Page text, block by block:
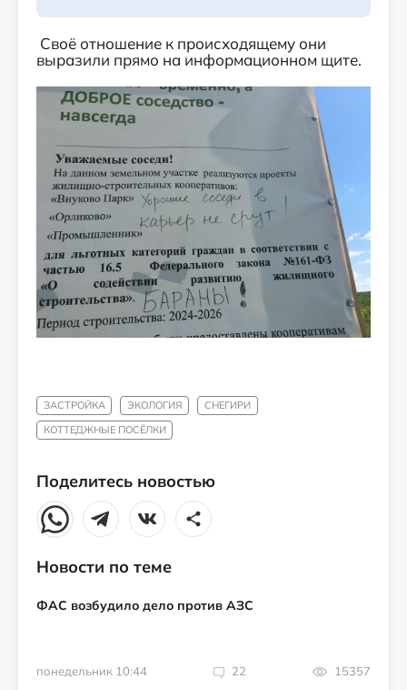
Своё отношение к происходящему они
выразили прямо на информационном щите.
ЗАСТРОЙКА ЭКОЛОГИЯ
СНЕГИРИ
КОТТЕДЖНЫЕ ПОСЁЛКИ
Поделитесь новостью
Новости по теме
ФАС возбудило дело против АЗС
понедельник 10:44 22 15357